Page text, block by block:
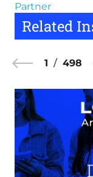
Partner
Related
1 498